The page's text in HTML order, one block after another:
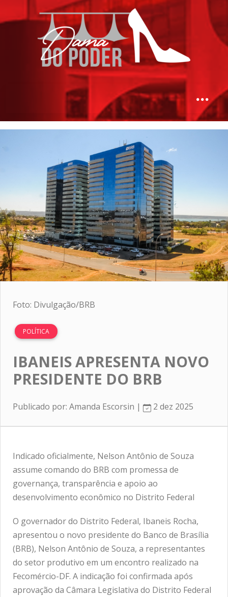
Foto: Divulgação/BRB
POLÍTICA
IBANEIS APRESENTA NOVO
PRESIDENTE DO BRB
Publicado por: Amanda Escorsin | 2 dez 2025
Indicado oficialmente, Nelson Antônio de Souza
assume comando do BRB com promessa de
governança, transparência e apoio ao
desenvolvimento econômico no Distrito Federal
O governador do Distrito Federal, Ibaneis Rocha,
apresentou o novo presidente do Banco de Brasília
(BRB), Nelson Antônio de Souza, a representantes
do setor produtivo em um encontro realizado na
Fecomércio-DF. A indicação foi confirmada após
aprovação da Câmara Legislativa do Distrito Federal